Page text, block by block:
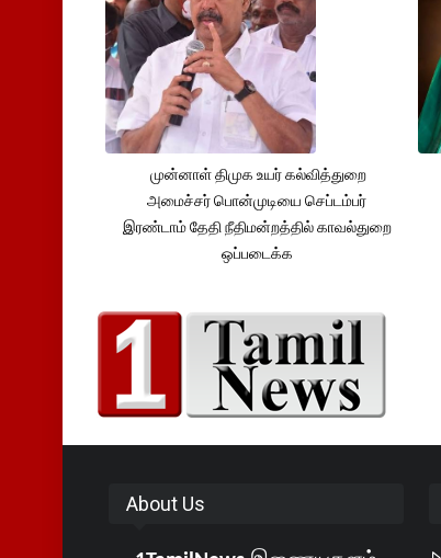
முன்னாள் திமுக உயர் கல்வித்துறை
அமைச்சர் பொன்முடியை செப்டம்பர்
இரண்டாம் தேதி நீதிமன்றத்தில் காவல்துறை
ஒப்படைக்க
About Us